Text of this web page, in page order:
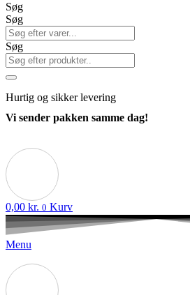
Søg
Søg
Søg
Hurtig og sikker levering
Vi sender pakken samme dag!
0,00 kr. 0 Kurv
Menu